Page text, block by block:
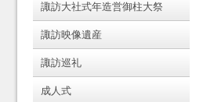
諏訪大社式年造営御柱大祭
諏訪映像遺産
諏訪巡礼
成人式